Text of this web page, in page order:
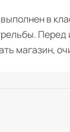
выполнен в
магазин,